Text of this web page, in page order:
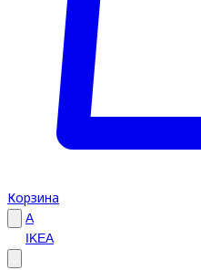
Корзина
A
IKEA